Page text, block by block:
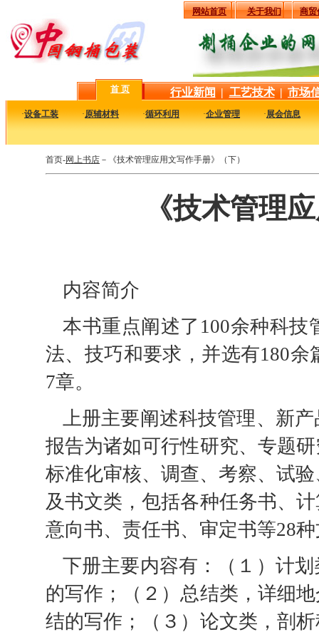
网站首页 关于我们 商贸
首 页 行业新闻 | 工艺技术 | 市场
·设备工装 ·原辅材料 ·循环利用 ·企业管理 ·展会信息
首页-网上书店 －《技术管理应用文写作手册》（下）
《技术管理
内容简介
本书重点阐述了100余种科
法、技巧和要求，并选有180
7章。
上册主要阐述科技管理、新
报告为诸如可行性研究、专题
标准化审核、调查、考察、试
及书文类，包括各种任务书、
意向书、责任书、审定书等28
下册主要内容有：（１）计
的写作；（２）总结类，详细
结的写作；（３）论文类，剖